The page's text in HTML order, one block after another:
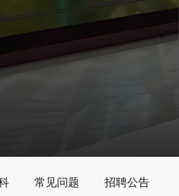
常见问题 招聘公告